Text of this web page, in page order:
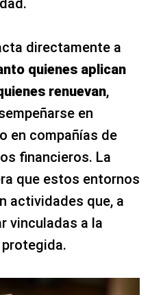
directamente a
quienes aplican
renuevan,
en
en compañías de
financieros. La
que estos entornos
actividades que, a
vinculadas a la